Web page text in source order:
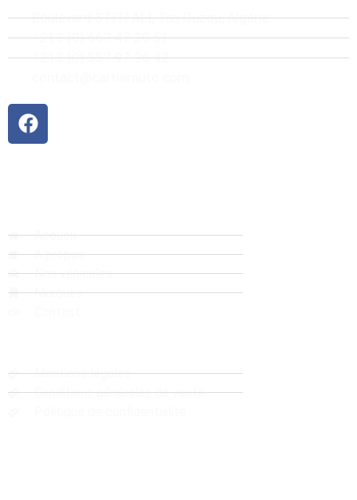
Boulevard STITI ALI, Tizi Ouzou, Algérie
+213 (0) 667 47 20 51
+213 (0) 557 97 96 42
Accueil
A propos
Nos véhicules
Marques
Mentions légales
Conditions générales de vente